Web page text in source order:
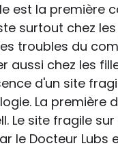
est la première
surtout chez
troubles du
aussi chez les
d'un site
La première
Le site fragile
le Docteur Lubs